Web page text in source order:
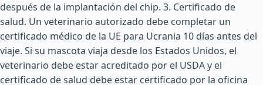
después de la implantación del chip. 3. Certificado de
salud. Un veterinario autorizado debe completar un
certificado médico de la UE para Ucrania 10 días antes del
viaje. Si su mascota viaja desde los Estados Unidos, el
veterinario debe estar acreditado por el USDA y el
certificado de salud debe estar certificado por la oficina